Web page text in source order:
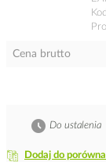
Cena brutto
Dodaj do
Do ustalenia